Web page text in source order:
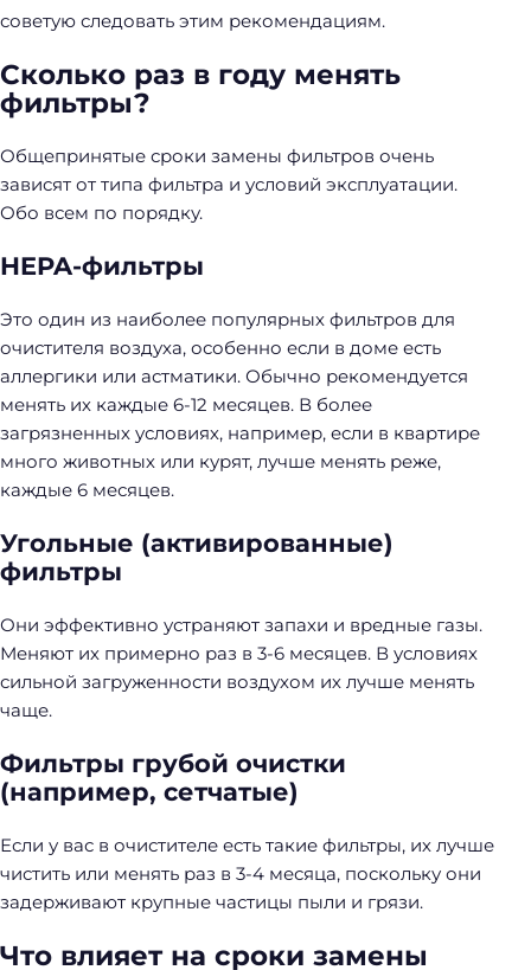
советую следовать этим рекомендациям.
Сколько раз в году менять
фильтры?
Общепринятые сроки замены фильтров очень
зависят от типа фильтра и условий эксплуатации.
Обо всем по порядку.
HEPA-фильтры
Это один из наиболее популярных фильтров для
очистителя воздуха, особенно если в доме есть
аллергики или астматики. Обычно рекомендуется
менять их каждые 6-12 месяцев. В более
загрязненных условиях, например, если в квартире
много животных или курят, лучше менять реже,
каждые 6 месяцев.
Угольные (активированные)
фильтры
Они эффективно устраняют запахи и вредные газы.
Меняют их примерно раз в 3-6 месяцев. В условиях
сильной загруженности воздухом их лучше менять
чаще.
Фильтры грубой очистки
(например, сетчатые)
Если у вас в очистителе есть такие фильтры, их лучше
чистить или менять раз в 3-4 месяца, поскольку они
задерживают крупные частицы пыли и грязи.
Что влияет на сроки замены